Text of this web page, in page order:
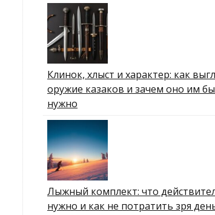
Клинок, хлыст и характер: как
оружие казаков и зачем оно им
нужно
Лыжный комплект: что
нужно и как не потратить зря